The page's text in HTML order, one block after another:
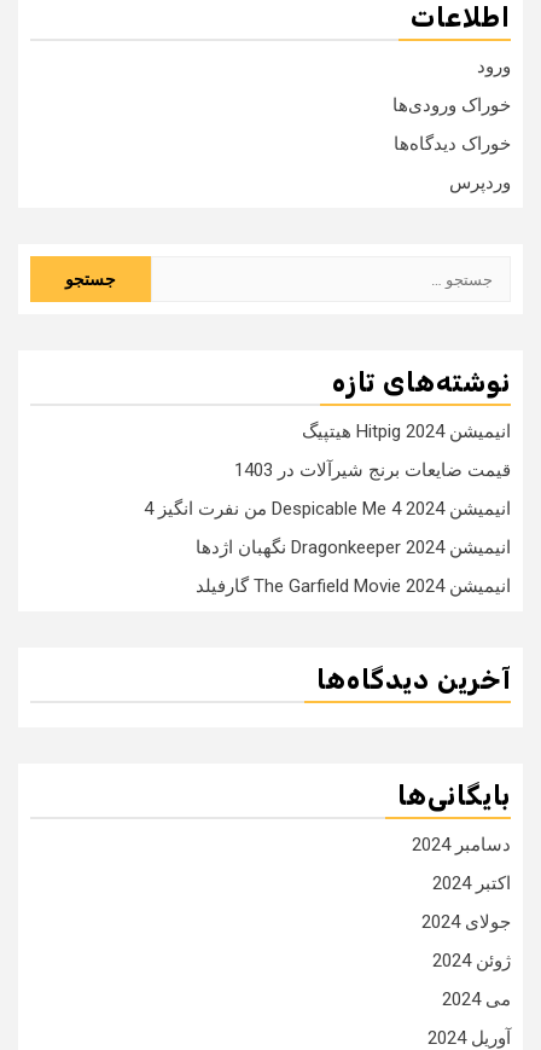
اطلاعات
ورود
خوراک ورودی‌ها
خوراک دیدگاه‌ها
وردپرس
نوشته‌های تازه
انیمیشن Hitpig 2024 هیتپیگ
قیمت ضایعات برنج شیرآلات در 1403
انیمیشن Despicable Me 4 2024 من نفرت انگیز 4
انیمیشن Dragonkeeper 2024 نگهبان اژدها
انیمیشن The Garfield Movie 2024 گارفیلد
آخرین دیدگاه‌ها
بایگانی‌ها
دسامبر 2024
اکتبر 2024
جولای 2024
ژوئن 2024
می 2024
آوریل 2024